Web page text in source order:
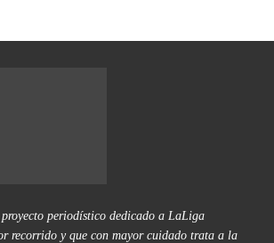
proyecto periodístico dedicado a LaLiga
recorrido y que con mayor cuidado trata a la